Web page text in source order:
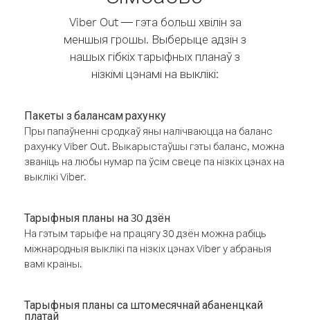
Viber Out — гэта больш хвілін за
меншыя грошы. Выберыце адзін з
нашых гібкіх тарыфных планаў з
нізкімі цэнамі на выклікі:
Пакеты з балансам рахунку
Пры папаўненні сродкаў яны налічваюцца на баланс
рахунку Viber Out. Выкарыстаўшы гэты баланс, можна
званіць на любы нумар па ўсім свеце па нізкіх цэнах на
выклікі Viber.
Тарыфныя планы на 30 дзён
На гэтым тарыфе на працягу 30 дзён можна рабіць
міжнародныя выклікі па нізкіх цэнах Viber у абраныя
вамі краіны.
Тарыфныя планы са штомесячнай абаненцкай
платай